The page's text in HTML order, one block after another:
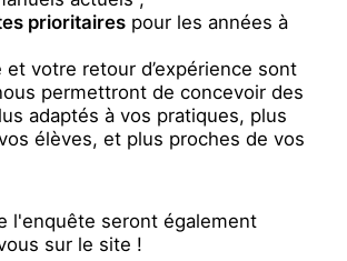
prioritaires pour les années à
votre retour d’expérience sont
permettront de concevoir des
adaptés à vos pratiques, plus
élèves, et plus proches de vos
l'enquête seront également
sur le site !